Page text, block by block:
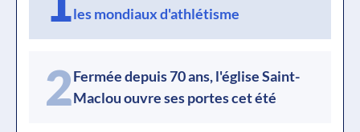
les mondiaux d'athlétisme
2Fermée depuis 70 ans, l'église Saint-
Maclou ouvre ses portes cet été